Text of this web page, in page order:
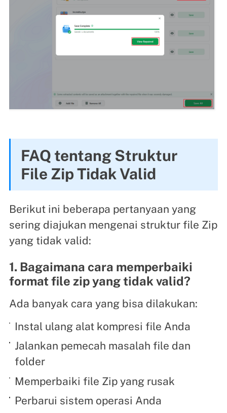
FAQ tentang Struktur
File Zip Tidak Valid
Berikut ini beberapa pertanyaan yang
sering diajukan mengenai struktur file Zip
yang tidak valid:
1. Bagaimana cara memperbaiki
format file zip yang tidak valid?
Ada banyak cara yang bisa dilakukan:
Instal ulang alat kompresi file Anda
Jalankan pemecah masalah file dan
folder
Memperbaiki file Zip yang rusak
Perbarui sistem operasi Anda